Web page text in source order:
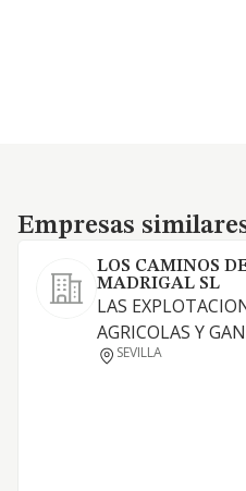
Empresas similares
Empresas
LOS CAMINOS
MADRIGAL SL
LAS
AGRICOLAS Y
SEVILLA